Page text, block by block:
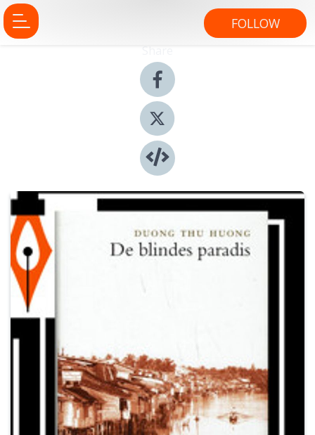
FOLLOW